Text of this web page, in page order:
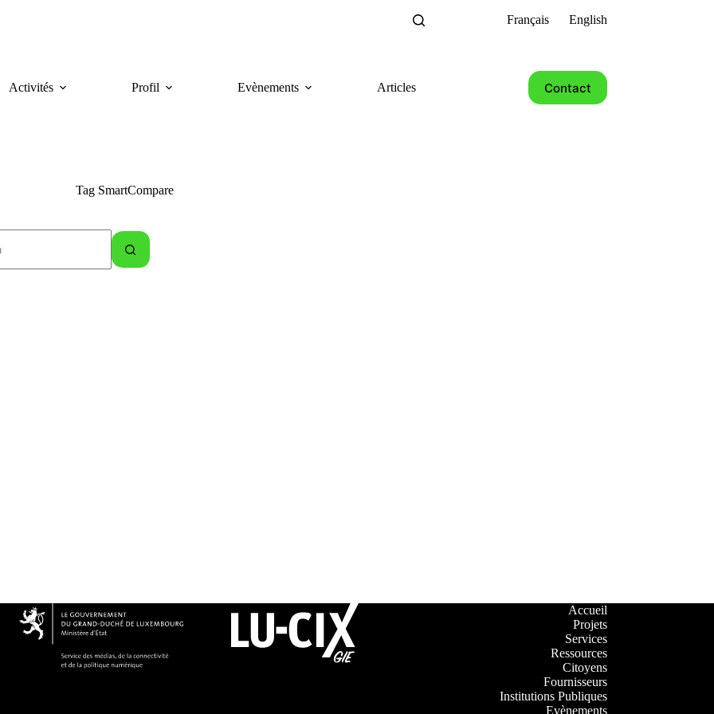
Français English
Activités Profil Evènements Articles Contact
Tag SmartCompare
Accueil
Projets
Services
Ressources
Citoyens
Fournisseurs
Institutions Publiques
Evènements